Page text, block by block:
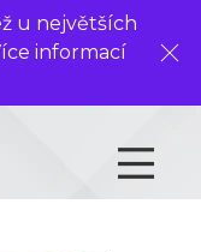
u největších
informací